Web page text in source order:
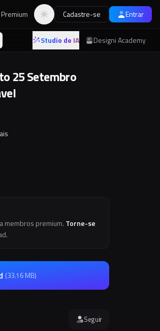
Alternar tema
Cadastre-se Entrar
Studio de IA Designi Academy
25 Setembro
membros premium. Torne-se
(33.16 MB)
Seguir